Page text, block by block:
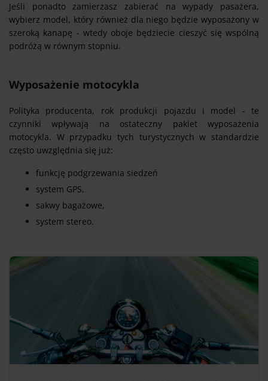
Jeśli ponadto zamierzasz zabierać na wypady pasażera,
wybierz model, który również dla niego będzie wyposażony w
szeroką kanapę - wtedy oboje będziecie cieszyć się wspólną
podróżą w równym stopniu.
Wyposażenie motocykla
Polityka producenta, rok produkcji pojazdu i model - te
czynniki wpływają na ostateczny pakiet wyposażenia
motocykla. W przypadku tych turystycznych w standardzie
często uwzględnia się już:
funkcję podgrzewania siedzeń
system GPS,
sakwy bagażowe,
system stereo.